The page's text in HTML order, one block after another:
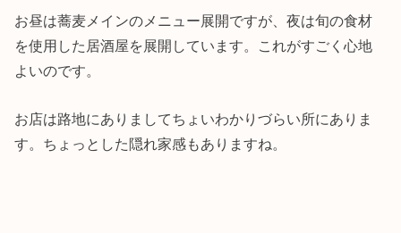
お昼は蕎麦メインのメニュー展開ですが、夜は旬の食材
を使用した居酒屋を展開しています。これがすごく心地
よいのです。
お店は路地にありましてちょいわかりづらい所にありま
す。ちょっとした隠れ家感もありますね。